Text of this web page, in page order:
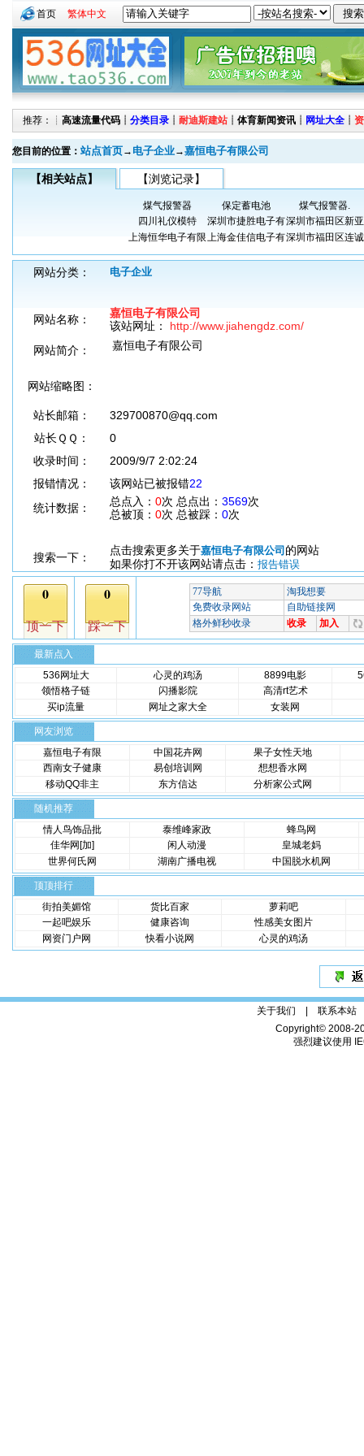
首页 繁体中文
推荐：┊ 高速流量代码 ┊ 分类目录 ┊ 耐迪斯建站 ┊ 体育新闻资讯 ┊ 网址大全 ┊
您目前的位置： 站点首页→ 电子企业→嘉恒电子有限公司
【相关站点】 【浏览记录】
煤气报警器 保定蓄电池
煤气报警器.
四川礼仪模特
深圳市捷胜电子有深圳市福田区新亚
上海恒华电子有限上海金佳信电子有深圳市福田区连诚
网站分类： 电子企业
网站名称：
嘉恒电子有限公司
该站网址： http://www.jiahengdz.com/
网站简介：
嘉恒电子有限公司
网站缩略图：
站长邮箱：
329700870@qq.com
站长ＱＱ：
0
收录时间：
2009/9/7 2:02:24
报错情况：
该网站已被报错22
统计数据：
总点入： 0次 总点出： 3569次
总被顶： 0次 总被踩： 0次
搜索一下：
点击搜索更多关于嘉恒电子有限公司 的网站
如果你打不开该网站请点击： 报告错误
最新点入
536网址大
心灵的鸡汤 8899电影
领悟格子链
闪播影院
高清rt艺术
买ip流量
网址之家大全 女装网
网友浏览
嘉恒电子有限
中国花卉网
果子女性天地
西南女子健康
易创培训网
想想香水网
移动QQ非主
东方信达 分析家公式网
随机推荐
情人鸟饰品批
泰维峰家政
蜂鸟网
佳华网[加]
闲人动漫
皇城老妈
世界何氏网
湖南广播电视 中国脱水机网
顶顶排行
街拍美媚馆
货比百家
萝莉吧
一起吧娱乐
健康咨询
性感美女图片
网资门户网
快看小说网 心灵的鸡汤
关于我们 | 联系本站
Copyright© 2008-
强烈建议使用